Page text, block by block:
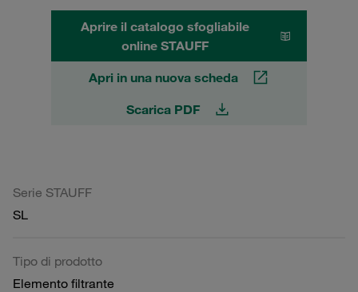
Aprire il catalogo sfogliabile
online STAUFF
Apri in una nuova scheda
Scarica PDF
Serie STAUFF
SL
Tipo di prodotto
Elemento filtrante